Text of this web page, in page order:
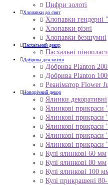
Цифри золоті
Хлопавки до свят
Хлопавки гендерні
Хлопавки різні
Хлопавки безшумні
Пасхальний декор
Пасхальні
Добрива для квітів
Добрива Planton
Добрива Planton
Реаніматор Flower
Новорічний декор
Ялинки декоративні
Ялинкові прикраси
Ялинкові прикраси
Ялинкові прикраси
Ялинкові
Ялинкові
Кулі ялинкові 60 мм
Кулі ялинкові 80 мм
Кулі ялинкові 100
Кулі прикрашені